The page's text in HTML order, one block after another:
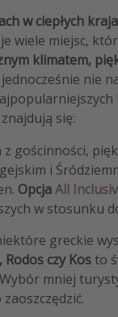
w ciepłych
wiele miejsc,
klimatem,
jednocześnie nie
znajdują się:
z gościnności,
i
OpcjaAll
w stosunku
greckie
Rodos czy Kos to
Wybór mniej